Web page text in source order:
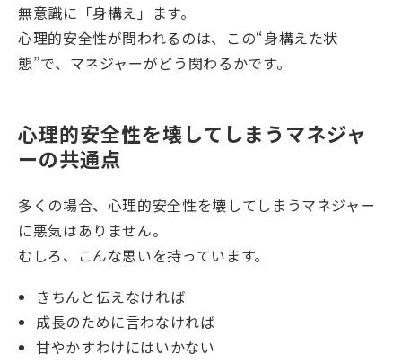
無意識に「身構え」ます。
心理的安全性が問われるのは、この“身構えた状
態”で、マネジャーがどう関わるかです。
心理的安全性を壊してしまうマネジャ
ーの共通点
多くの場合、心理的安全性を壊してしまうマネジャー
に悪気はありません。
むしろ、こんな思いを持っています。
きちんと伝えなければ
成長のために言わなければ
甘やかすわけにはいかない